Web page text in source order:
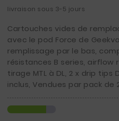
livraison sous 3-5 jours
Cartouches vides de
avec le pod Force de
remplissage par le bas,
résistances B series,
tirage MTL à DL, 2 x drip tips
inclus, Vendues par pack de